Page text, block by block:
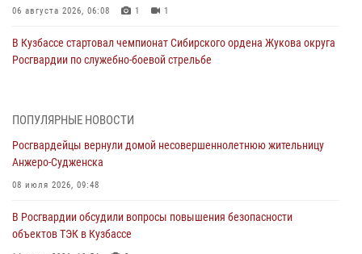
06 августа 2026, 06:08 1 1
В Кузбассе стартовал чемпионат Сибирского ордена Жукова округа
Росгвардии по служебно-боевой стрельбе
Росгвардейцы задержали в Кемерове дебошира, устроившего
05 августа 2026, 09:30
Росгвардейцы задержали участника драки, причинившего побои
05 августа 2026, 08:50
ПОПУЛЯРНЫЕ НОВОСТИ
Росгвардейцы вернули домой несовершеннолетнюю жительницу
Анжеро-Судженска
08 июля 2026, 09:48
В Росгвардии обсудили вопросы повышения безопасности
объектов ТЭК в Кузбассе